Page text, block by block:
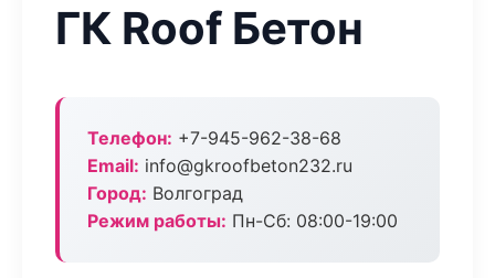
ГК Roof Бетон
Телефон: +7-945-962-38-68
Email: info@gkroofbeton232.ru
Город: Волгоград
Режим работы: Пн-Сб: 08:00-19:00